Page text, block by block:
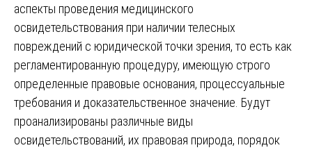
аспекты проведения медицинского
освидетельствования при наличии телесных
повреждений с юридической точки зрения, то есть как
регламентированную процедуру, имеющую строго
определенные правовые основания, процессуальные
требования и доказательственное значение. Будут
проанализированы различные виды
освидетельствований, их правовая природа, порядок